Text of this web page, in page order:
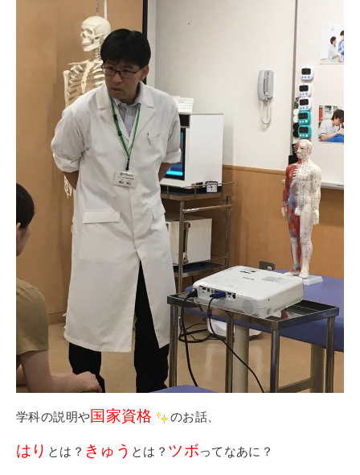
学科の説明や国家資格 のお話、
はり とは？ きゅう とは？ ツボってなあに？